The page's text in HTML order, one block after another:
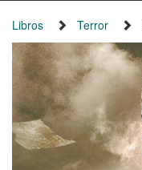
Libros Terror